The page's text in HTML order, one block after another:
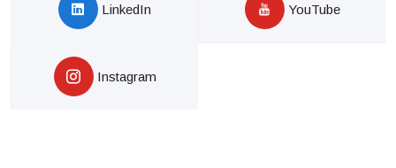
LinkedIn YouTube
Instagram